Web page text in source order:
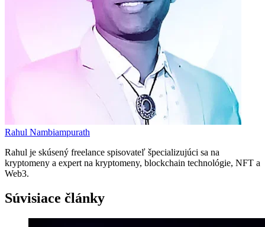
Rahul Nambiampurath
Rahul je skúsený freelance spisovateľ špecializujúci sa na
kryptomeny a expert na kryptomeny, blockchain technológie, NFT a
Web3.
Súvisiace články